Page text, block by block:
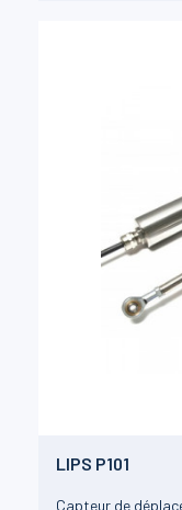
LIPS P101
Capteur de